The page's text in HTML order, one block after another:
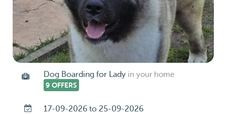
Dog Boarding for Lady in your home
9 OFFERS
17-09-2026 to 25-09-2026